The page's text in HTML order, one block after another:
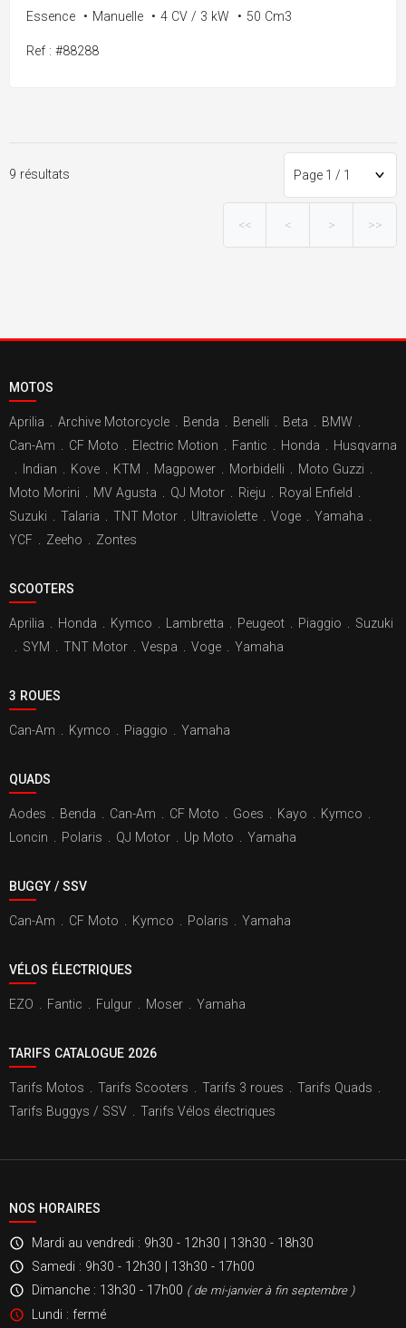
Essence
• Manuelle • 4 CV / 3 kW • 50 Cm3
Ref : #88288
9 résultats
<< < > >>
MOTOS
Aprilia . Archive Motorcycle . Benda . Benelli . Beta . BMW .
Can-Am . CF Moto . Electric Motion . Fantic . Honda . Husqvarna
.
Indian . Kove . KTM . Magpower . Morbidelli . Moto Guzzi .
Moto Morini . MV Agusta . QJ Motor . Rieju . Royal Enfield .
Suzuki . Talaria . TNT Motor . Ultraviolette . Voge . Yamaha .
YCF . Zeeho . Zontes
SCOOTERS
Aprilia . Honda . Kymco . Lambretta . Peugeot . Piaggio . Suzuki
. SYM . TNT Motor . Vespa . Voge . Yamaha
3 ROUES
Can-Am . Kymco . Piaggio . Yamaha
QUADS
Aodes . Benda . Can-Am . CF Moto . Goes . Kayo . Kymco .
Loncin . Polaris . QJ Motor . Up Moto . Yamaha
BUGGY / SSV
Can-Am . CF Moto . Kymco . Polaris . Yamaha
VÉLOS ÉLECTRIQUES
EZO . Fantic . Fulgur . Moser . Yamaha
TARIFS CATALOGUE 2026
Tarifs Motos . Tarifs Scooters . Tarifs 3 roues . Tarifs Quads .
Tarifs Buggys / SSV . Tarifs Vélos électriques
NOS HORAIRES
Mardi au vendredi : 9h30 - 12h30 | 13h30 - 18h30
Samedi : 9h30 - 12h30 | 13h30 - 17h00
Dimanche : 13h30 - 17h00 ( de mi-janvier à fin septembre )
Lundi : fermé